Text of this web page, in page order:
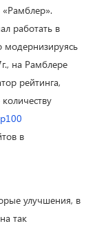
«Рамблер».
работать в
модернизируясь
на Рамблере
рейтинга,
в
улучшения, в
так